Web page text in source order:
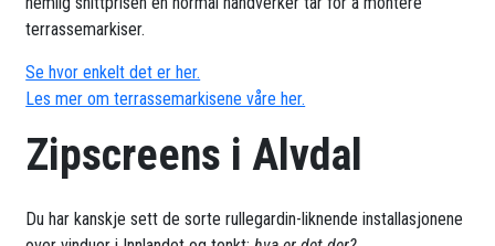
terrassemarkiser.
Se hvor enkelt det er her.
Les mer om terrassemarkisene våre her.
Zipscreens i Alvdal
Du har kanskje sett de sorte rullegardin-liknende installasjonene